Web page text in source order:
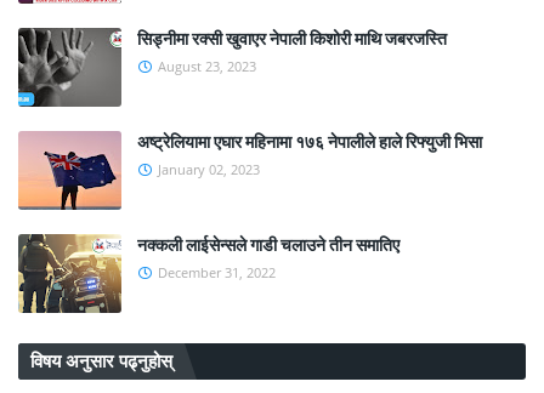
सिड्नीमा रक्सी खुवाएर नेपाली किशोरी माथि जबरजस्ति
August 23, 2023
अष्ट्रेलियामा एघार महिनामा १७६ नेपालीले हाले रिफ्युजी भिसा
January 02, 2023
नक्कली लाईसेन्सले गाडी चलाउने तीन समातिए
December 31, 2022
विषय अनुसार पढ्नुहोस्